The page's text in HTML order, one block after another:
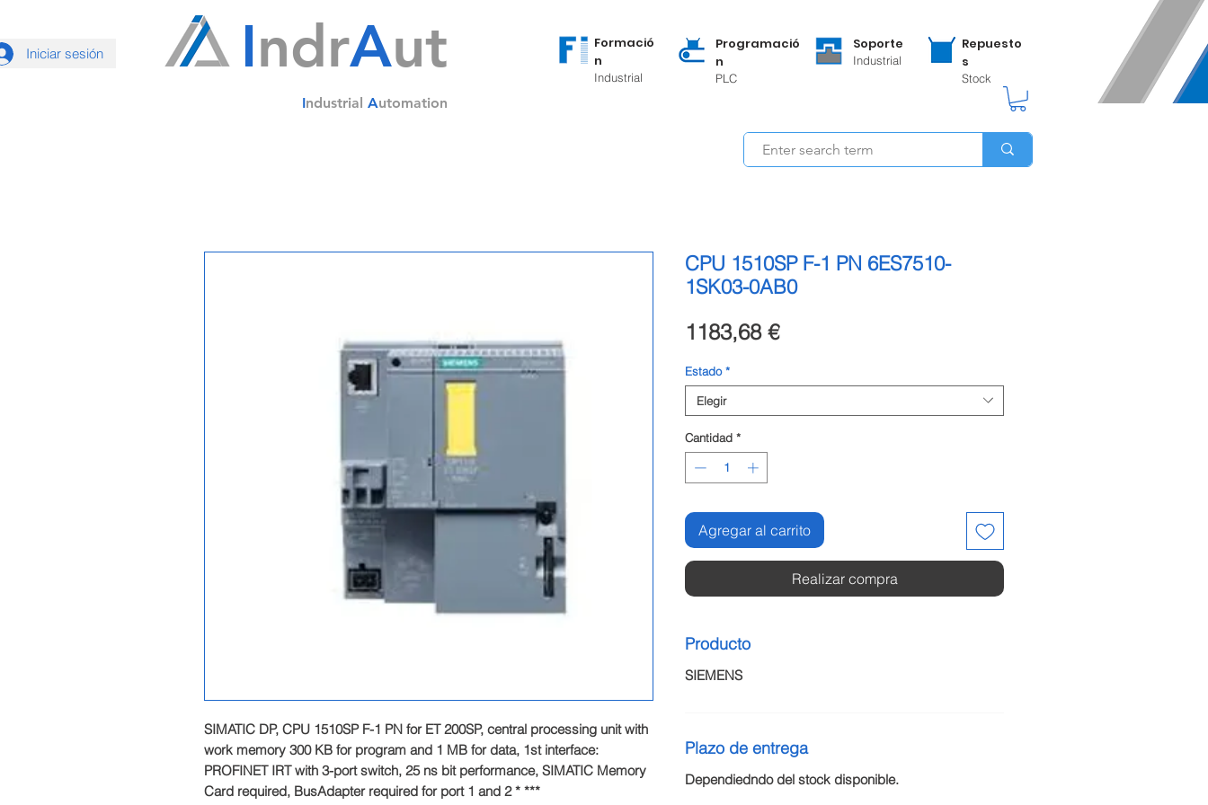
Iniciar sesión IndrAut
Industrial Automation
Formació
n
Industrial
Programació
n
PLC
Soporte
Industrial
Repuesto
s
Stock
SIMATIC DP, CPU 1510SP F-1 PN for ET 200SP, central processing unit with
work memory 300 KB for program and 1 MB for data, 1st interface:
PROFINET IRT with 3-port switch, 25 ns bit performance, SIMATIC Memory
Card required, BusAdapter required for port 1 and 2 * ***
CPU 1510SP F-1 PN 6ES7510-
1SK03-0AB0
1183,68 €Precio
Estado *
Elegir
Cantidad *
Agregar al carrito
Realizar compra
Producto
SIEMENS
Plazo de entrega
Dependiedndo del stock disponible.